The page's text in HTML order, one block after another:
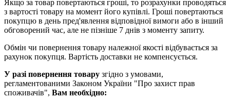
Якщо за товар повертаються гроші, то розрахунки проводяться
з вартості товару на момент його купівлі. Гроші повертаються
покупцю в день пред'явлення відповідної вимоги або в інший
обговорений час, але не пізніше 7 днів з моменту запиту.
Обмін чи повернення товару належної якості відбувається за
рахунок покупця. Вартість доставки не компенсується.
У разі повернення товару згідно з умовами,
регламентованими Законом України "Про захист прав
споживачів", Вам необхідно: